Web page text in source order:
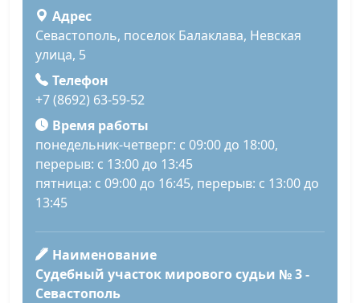
Адрес
Севастополь, поселок Балаклава, Невская
улица, 5
Телефон
+7 (8692) 63-59-52
Время работы
понедельник-четверг: с 09:00 до 18:00,
перерыв: с 13:00 до 13:45
пятница: с 09:00 до 16:45, перерыв: с 13:00 до
13:45
Наименование
Судебный участок мирового судьи № 3 -
Севастополь